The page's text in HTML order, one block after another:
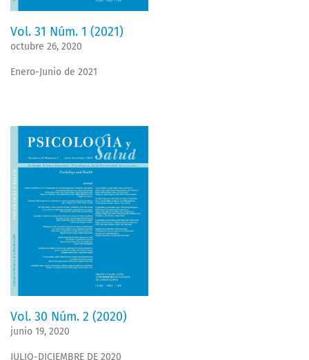
Vol. 31 Núm. 1 (2021)
octubre 26, 2020
Enero-Junio de 2021
Vol. 30 Núm. 2 (2020)
junio 19, 2020
JULIO-DICIEMBRE DE 2020